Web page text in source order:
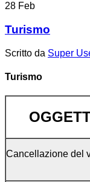
28 Feb
Turismo
Scritto da Super
Turismo
Cancellazione del